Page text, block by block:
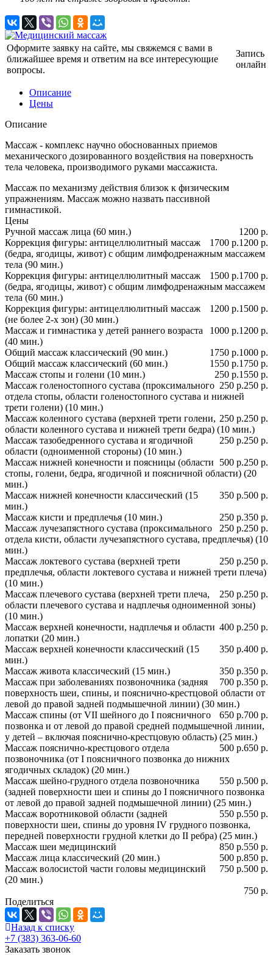
Оформите заявку на сайте, мы свяжемся с вами в
ближайшее время и ответим на все интересующие
вопросы.
Запись
онлайн
Описание
Цены
Описание
Массаж - комплекс научно обоснованных приемов
механического дозированного воздействия на поверхность
тела человека, производимого руками массажиста.
Массаж по механизму действия близок к физическим
упражнениям. Массаж можно назвать пассивной
гимнастикой.
Цены
1200 р.
Ручной массаж лица (60 мин.)
1200 р.
1700 р.
Коррекция фигуры: антицеллюлитный массаж
(бедра, ягодицы, живот) с общим лимфодренажным массажем
тела (90 мин.)
1700 р.
1500 р.
Коррекция фигуры: антицеллюлитный массаж
(бедра, ягодицы, живот) с общим лимфодренажным массажем
тела (60 мин.)
1500 р.
1200 р.
Коррекция фигуры: антицеллюлитный массаж
(не более 2-х зон) (30 мин.)
1200 р.
1000 р.
Массаж и гимнастика у детей раннего возраста
(40 мин.)
1000 р.
1750 р.
Общий массаж классический (90 мин.)
1750 р.
1550 р.
Общий массаж классический (60 мин.)
1550 р.
250 р.
Массаж стопы и голени (10 мин.)
250 р.
250 р.
Массаж голеностопного сустава (проксимального
отдела стопы, области голеностопного сустава и нижней
трети голени) (10 мин.)
250 р.
250 р.
Массаж коленного сустава (верхней трети голени,
области коленного сустава и нижней трети бедра) (10 мин.)
250 р.
250 р.
Массаж тазобедренного сустава и ягодичной
области (одноименной стороны) (10 мин.)
250 р.
500 р.
Массаж нижней конечности и поясницы (области
стопы, голени, бедра, ягодичной и поясничной области) (20
мин.)
500 р.
350 р.
Массаж нижней конечности классический (15
мин.)
350 р.
250 р.
Массаж кисти и предплечья (10 мин.)
250 р.
250 р.
Массаж лучезапястного сустава (проксимального
отдела кисти, области лучезапястного сустава, предплечья) (10
мин.)
250 р.
250 р.
Массаж локтевого сустава (верхней трети
предплечья, области локтевого сустава и нижней трети плеча)
(10 мин.)
250 р.
250 р.
Массаж плечевого сустава (верхней трети плеча,
области плечевого сустава и надплечья одноименной зоны)
(10 мин.)
250 р.
400 р.
Массаж верхней конечности, надплечья и области
лопатки (20 мин.)
400 р.
350 р.
Массаж верхней конечности классический (15
мин.)
350 р.
350 р.
Массаж живота классический (15 мин.)
350 р.
700 р.
Массаж при заболеваниях позвоночника (задняя
поверхность шеи, спины, и пояснично-крестцовой области от
левой до правой задней подмышечной линии) (30 мин.)
700 р.
650 р.
Массаж спины (от VII шейного до I поясничного
позвонка и от левой до правой средней подмышечной линии,
у детей – включая пояснично-крестцовую область) (25 мин.)
650 р.
500 р.
Массаж пояснично-крестцового отдела
позвоночника (от I поясничного позвонка до нижних
ягодичных складок) (20 мин.)
500 р.
550 р.
Массаж шейно-грудного отдела позвоночника
(задней поверхности шеи и спины до I поясничного позвонка
от левой до правой задней подмышечной линии) (25 мин.)
550 р.
550 р.
Массаж воротниковой области (задней
поверхности шеи, спины до уровня IV грудного позвонка,
передней поверхности грудной клетки до II ребра) (25 мин.)
550 р.
850 р.
Массаж шеи медицинский
850 р.
500 р.
Массаж лица классический (20 мин.)
500 р.
750 р.
Массаж волосистой части головы медицинский
(20 мин.)
750 р.
Поделиться
Назад к списку
+7 (383) 363-06-60
Заказать звонок